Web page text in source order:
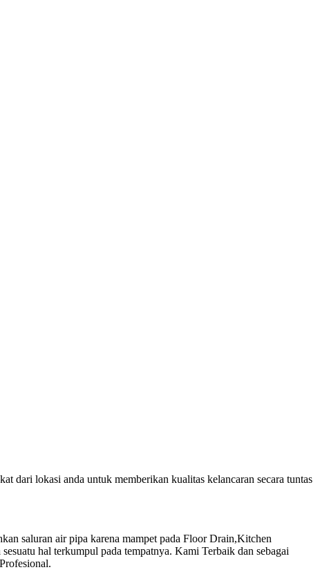
dari lokasi anda untuk memberikan kualitas kelancaran secara tuntas
saluran air pipa karena mampet pada Floor Drain,Kitchen
hal terkumpul pada tempatnya. Kami Terbaik dan sebagai